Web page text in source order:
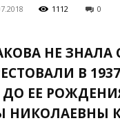
1112 0
НЕ ЗНАЛА
В
ЕЕ
НИКОЛАЕВНЫ